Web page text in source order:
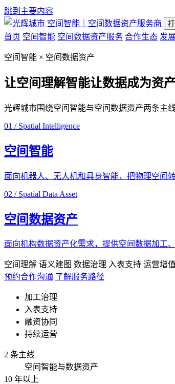
跳到主要内容
空间智能｜空间数据资产服务商
首页 空间智能 空间数据资产服务 合作生态 发
空间智能 × 空间数据资产
让空间理解智能让数据成为资
光辉城市围绕空间智能与空间数据资产两条主
01 / Spatial Intelligence
空间智能
面向机器人、无人机和具身智能，把物理空间
02 / Spatial Data Asset
空间数据资产
面向机构数据资产化需求，提供空间数据加工
空间理解 语义建图 数据治理 入表支持 运营增值
预约合作沟通 了解服务路径
加工治理
入表支持
融资协同
持续运营
2 条主线
空间智能与数据资产
10 年以上